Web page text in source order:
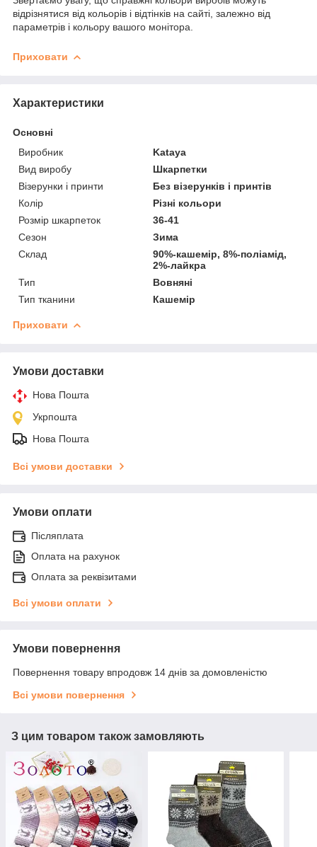
відрізнятися від кольорів і відтінків на сайті, залежно від
параметрів і кольору вашого монітора.
Приховати
Характеристики
Основні
Виробник
Kataya
Вид виробу
Шкарпетки
Візерунки і принти
Без візерунків і принтів
Колір
Різні кольори
Розмір шкарпеток
36-41
Сезон
Зима
Склад
90%-кашемір, 8%-поліамід,
2%-лайкра
Тип
Вовняні
Тип тканини
Кашемір
Приховати
Умови доставки
Нова Пошта
Укрпошта
Нова Пошта
Всі умови доставки
Умови оплати
Післяплата
Оплата на рахунок
Оплата за реквізитами
Всі умови оплати
Умови повернення
Повернення товару впродовж 14 днів за домовленістю
Всі умови повернення
З цим товаром також замовляють